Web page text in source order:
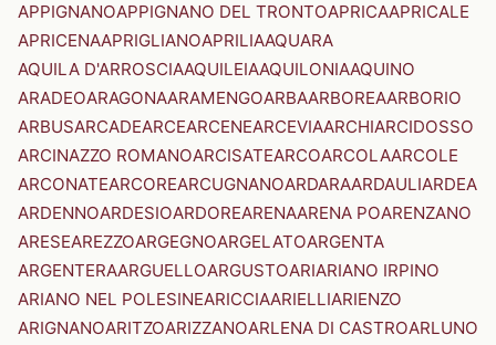
APPIGNANOAPPIGNANO DEL TRONTOAPRICAAPRICALE
APRICENAAPRIGLIANOAPRILIAAQUARA
AQUILA D'ARROSCIAAQUILEIAAQUILONIAAQUINO
ARADEOARAGONAARAMENGOARBAARBOREAARBORIO
ARBUSARCADEARCEARCENEARCEVIAARCHIARCIDOSSO
ARCINAZZO ROMANOARCISATEARCOARCOLAARCOLE
ARCONATEARCOREARCUGNANOARDARAARDAULIARDEA
ARDENNOARDESIOARDOREARENAARENA POARENZANO
ARESEAREZZOARGEGNOARGELATOARGENTA
ARGENTERAARGUELLOARGUSTOARIARIANO IRPINO
ARIANO NEL POLESINEARICCIAARIELLIARIENZO
ARIGNANOARITZOARIZZANOARLENA DI CASTROARLUNO